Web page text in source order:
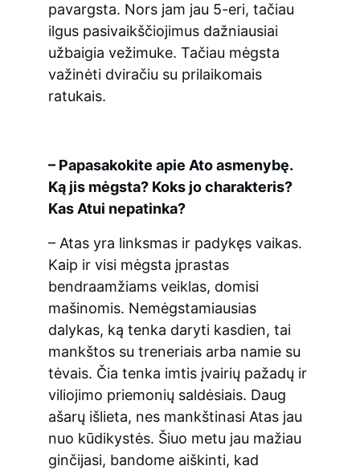
pavargsta. Nors jam jau 5-eri, tačiau
ilgus pasivaikščiojimus dažniausiai
užbaigia vežimuke. Tačiau mėgsta
važinėti dviračiu su prilaikomais
ratukais.
– Papasakokite apie Ato asmenybę.
Ką jis mėgsta? Koks jo charakteris?
Kas Atui nepatinka?
– Atas yra linksmas ir padykęs vaikas.
Kaip ir visi mėgsta įprastas
bendraamžiams veiklas, domisi
mašinomis. Nemėgstamiausias
dalykas, ką tenka daryti kasdien, tai
mankštos su treneriais arba namie su
tėvais. Čia tenka imtis įvairių pažadų ir
viliojimo priemonių saldėsiais. Daug
ašarų išlieta, nes mankštinasi Atas jau
nuo kūdikystės. Šiuo metu jau mažiau
ginčijasi, bandome aiškinti, kad